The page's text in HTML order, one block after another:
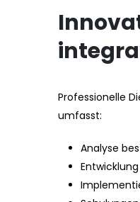
Professionelle
umfasst:
Analyse